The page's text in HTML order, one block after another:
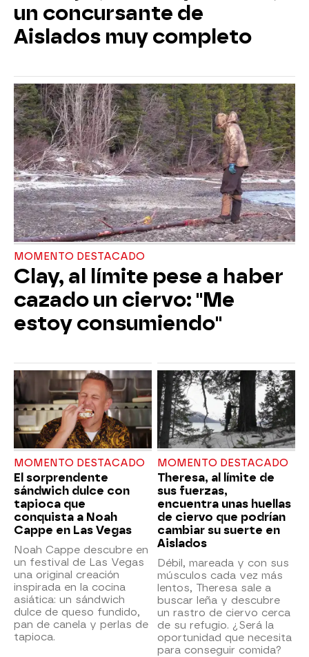
un concursante de
Aislados muy completo
MOMENTO DESTACADO
Clay, al límite pese a haber
cazado un ciervo: "Me
estoy consumiendo"
MOMENTO DESTACADO
El sorprendente
sándwich dulce con
tapioca que
conquista a Noah
Cappe en Las Vegas
Noah Cappe descubre en
un festival de Las Vegas
una original creación
inspirada en la cocina
asiática: un sándwich
dulce de queso fundido,
pan de canela y perlas de
tapioca.
MOMENTO DESTACADO
Theresa, al límite de
sus fuerzas,
encuentra unas huellas
de ciervo que podrían
cambiar su suerte en
Aislados
Débil, mareada y con sus
músculos cada vez más
lentos, Theresa sale a
buscar leña y descubre
un rastro de ciervo cerca
de su refugio. ¿Será la
oportunidad que necesita
para conseguir comida?